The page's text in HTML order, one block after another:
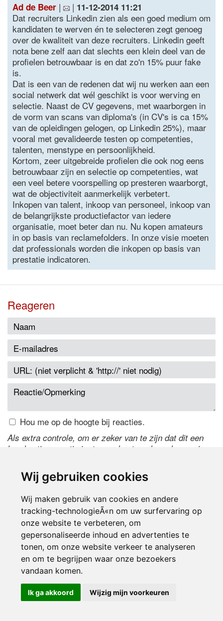
Wij gebruiken cookies
Wij maken gebruik van cookies en andere
tracking-technologieÃ«n om uw surfervaring op
onze website te verbeteren, om
gepersonaliseerde inhoud en advertenties te
tonen, om onze website verkeer te analyseren
en om te begrijpen waar onze bezoekers
vandaan komen.
Ik ga akkoord Wijzig mijn voorkeuren
Ad de Beer | | 11-12-2014 11:21
Dat recruiters Linkedin zien als een goed medium om
kandidaten te werven én te selecteren zegt genoeg
over de kwaliteit van deze recruiters. Linkedin geeft
nota bene zelf aan dat slechts een klein deel van de
profielen betrouwbaar is en dat zo'n 15% puur fake
is.
Dat is een van de redenen dat wij nu werken aan een
social netwerk dat wél geschikt is voor werving en
selectie. Naast de CV gegevens, met waarborgen in
de vorm van scans van diploma's (in CV's is ca 15%
van de opleidingen gelogen, op Linkedin 25%), maar
vooral met gevalideerde testen op competenties,
talenten, menstype en persoonlijkheid.
Kortom, zeer uitgebreide profielen die ook nog eens
betrouwbaar zijn en selectie op competenties, wat
een veel betere voorspelling op presteren waarborgt,
wat de objectiviteit aanmerkelijk verbetert.
Inkopen van talent, inkoop van personeel, inkoop van
de belangrijkste productiefactor van iedere
organisatie, moet beter dan nu. Nu kopen amateurs
in op basis van reclamefolders. In onze visie moeten
dat professionals worden die inkopen op basis van
prestatie indicatoren.
Reageren
Hou me op de hoogte bij reacties.
Als extra controle, om er zeker van te zijn dat dit een
handmatige reactie is, typ onderstaande code over in
de code te wijzigen.
© 2000-2026 UFE Media:Managersonline.nl|Brisk magazine
Partners:Autowereld.com